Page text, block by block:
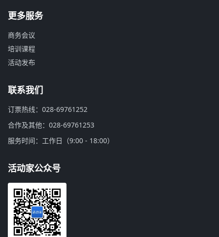
更多服务
商务会议
培训课程
活动发布
联系我们
订票热线：028-69761252
合作及其他：028-69761253
服务时间：工作日（9:00 - 18:00）
活动家公众号